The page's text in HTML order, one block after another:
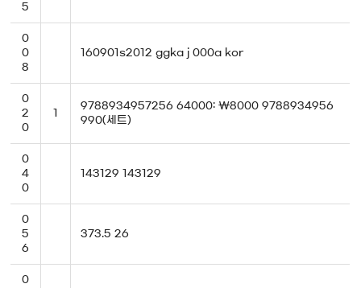
5
0
0
8
160901s2012 ggka j 000a kor
0
2
0
1
9788934957256 64000: \8000 9788934956
990(세트)
0
4
0
143129 143129
0
5
6
373.5 26
0